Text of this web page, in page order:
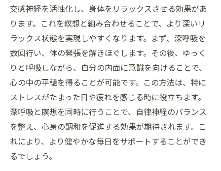
交感神経を活性化し、身体をリラックスさせる効果があ
ります。これを瞑想と組み合わせることで、より深いリ
ラックス状態を実現しやすくなります。まず、深呼吸を
数回行い、体の緊張を解きほぐします。その後、ゆっく
りと呼吸しながら、自分の内面に意識を向けることで、
心の中の平穏を得ることが可能です。この方法は、特に
ストレスがたまった日や疲れを感じる時に役立ちます。
深呼吸と瞑想を同時に行うことで、自律神経のバランス
を整え、心身の調和を促進する効果が期待されます。こ
れにより、より健やかな毎日をサポートすることができ
るでしょう。